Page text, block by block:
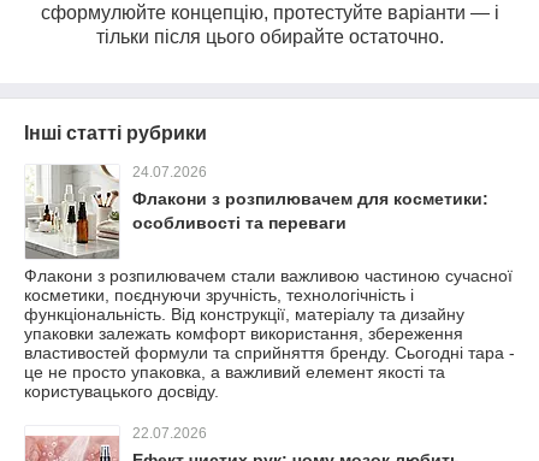
сформулюйте концепцію, протестуйте варіанти — і
тільки після цього обирайте остаточно.
Інші статті рубрики
24.07.2026
Флакони з розпилювачем для косметики:
особливості та переваги
Флакони з розпилювачем стали важливою частиною сучасної
косметики, поєднуючи зручність, технологічність і
функціональність. Від конструкції, матеріалу та дизайну
упаковки залежать комфорт використання, збереження
властивостей формули та сприйняття бренду. Сьогодні тара -
це не просто упаковка, а важливий елемент якості та
користувацького досвіду.
22.07.2026